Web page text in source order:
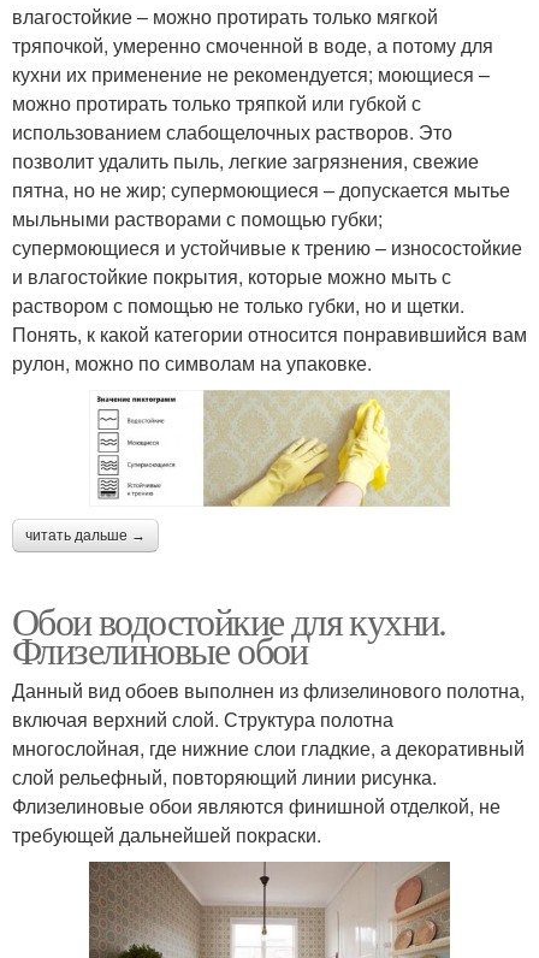
влагостойкие – можно протирать только мягкой
тряпочкой, умеренно смоченной в воде, а потому для
кухни их применение не рекомендуется; моющиеся –
можно протирать только тряпкой или губкой с
использованием слабощелочных растворов. Это
позволит удалить пыль, легкие загрязнения, свежие
пятна, но не жир; супермоющиеся – допускается мытье
мыльными растворами с помощью губки;
супермоющиеся и устойчивые к трению – износостойкие
и влагостойкие покрытия, которые можно мыть с
раствором с помощью не только губки, но и щетки.
Понять, к какой категории относится понравившийся вам
рулон, можно по символам на упаковке.
читать дальше →
Обои водостойкие для кухни.
Флизелиновые обои
Данный вид обоев выполнен из флизелинового полотна,
включая верхний слой. Структура полотна
многослойная, где нижние слои гладкие, а декоративный
слой рельефный, повторяющий линии рисунка.
Флизелиновые обои являются финишной отделкой, не
требующей дальнейшей покраски.